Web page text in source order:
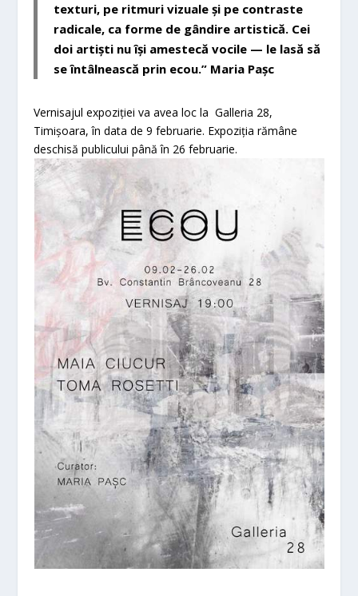
texturi, pe ritmuri vizuale și pe contraste
radicale, ca forme de gândire artistică. Cei
doi artiști nu își amestecă vocile — le lasă să
se întâlnească prin ecou.” Maria Pașc
Vernisajul expoziției va avea loc la Galleria 28,
Timișoara, în data de 9 februarie. Expoziția rămâne
deschisă publicului până în 26 februarie.